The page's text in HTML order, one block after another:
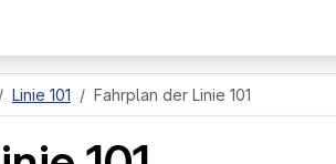
Linie 101 Fahrplan der Linie 101